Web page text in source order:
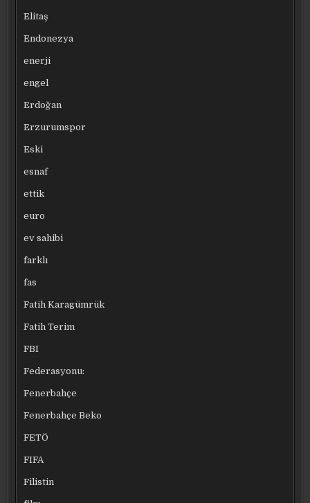
Elitaş
Endonezya
enerji
engel
Erdoğan
Erzurumspor
Eski
esnaf
ettik
euro
ev sahibi
farklı
fas
Fatih Karagümrük
Fatih Terim
FBI
Federasyonu:
Fenerbahçe
Fenerbahçe Beko
FETÖ
FIFA
Filistin